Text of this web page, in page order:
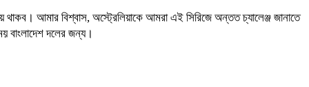
থাকব। আমার বিশ্বাস, অস্ট্রেলিয়াকে আমরা এই সিরিজে অন্তত চ্যালেঞ্জ জানাতে
বাংলাদেশ দলের জন্য।